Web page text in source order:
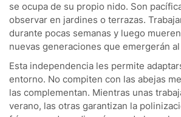
se ocupa de su propio nido. Son
observar en jardines o terrazas.
durante pocas semanas y luego
nuevas generaciones que emergerán
Esta independencia les permite
entorno. No compiten con las abejas
las complementan. Mientras unas
verano, las otras garantizan la